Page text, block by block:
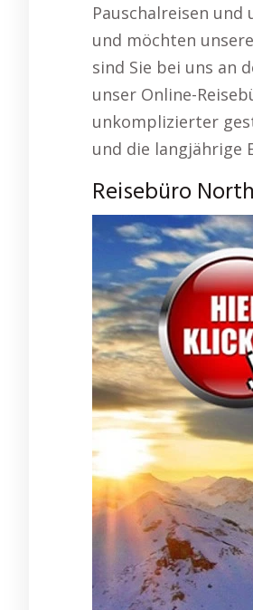
Pauschalreisen
und möchten
sind Sie bei uns an
unser Online-
unkomplizierter
und die langjährige
Reisebüro